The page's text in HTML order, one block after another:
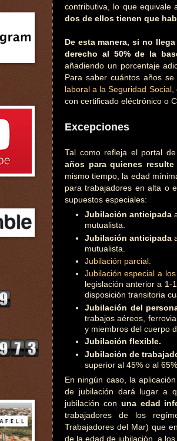
contributiva, lo que equivale
dos de ellos tienen que
De esta manera, si no
derecho al 50% de la
añadiendo un porcentaje
Para saber cuántos años
laboral a la Seguridad Social,
con certificado eléctrónico o
Excepciones
Tal como refleja el portal de
años para quienes
mismo tiempo, la edad
para trabajadores en alta o
supuestos especiales:
Jubilación anticipada
mutualista.
Jubilación anticipada
mutualista.
Jubilación parcial.
Jubilación especial a
legislación anterior a 1-
disposición transitoria
Jubilación del
trabajos aéreos,
y miembros del cuerpo
Jubilación flexible.
Jubilación de
superior al 45% o al 65%.
En ningún caso, la
de jubilación dará lugar a
jubilación con una edad
trabajadores de los
Trabajadores del Mar) que
de la edad de jubilación, a